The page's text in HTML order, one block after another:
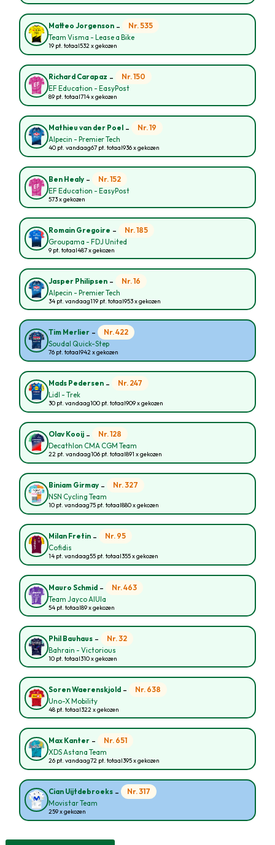
Matteo Jorgenson - Nr. 535
Team Visma - Lease a Bike
19 pt. totaal532 x gekozen
Richard Carapaz - Nr. 150
EF Education - EasyPost
89 pt. totaal714 x gekozen
Mathieu van der Poel - Nr. 19
Alpecin - Premier Tech
40 pt. vandaag67 pt. totaal936 x gekozen
Ben Healy - Nr. 152
EF Education - EasyPost
573 x gekozen
Romain Gregoire - Nr. 185
Groupama - FDJ United
9 pt. totaal487 x gekozen
Jasper Philipsen - Nr. 16
Alpecin - Premier Tech
34 pt. vandaag119 pt. totaal953 x gekozen
Tim Merlier - Nr. 422
Soudal Quick-Step
76 pt. totaal942 x gekozen
Mads Pedersen - Nr. 247
Lidl - Trek
30 pt. vandaag100 pt. totaal909 x gekozen
Olav Kooij - Nr. 128
Decathlon CMA CGM Team
22 pt. vandaag106 pt. totaal891 x gekozen
Biniam Girmay - Nr. 327
NSN Cycling Team
10 pt. vandaag75 pt. totaal880 x gekozen
Milan Fretin - Nr. 95
Cofidis
14 pt. vandaag55 pt. totaal355 x gekozen
Mauro Schmid - Nr. 463
Team Jayco AlUla
54 pt. totaal89 x gekozen
Phil Bauhaus - Nr. 32
Bahrain - Victorious
10 pt. totaal310 x gekozen
Soren Waerenskjold - Nr. 638
Uno-X Mobility
48 pt. totaal322 x gekozen
Max Kanter - Nr. 651
XDS Astana Team
26 pt. vandaag72 pt. totaal395 x gekozen
Cian Uijtdebroeks - Nr. 317
Movistar Team
259 x gekozen